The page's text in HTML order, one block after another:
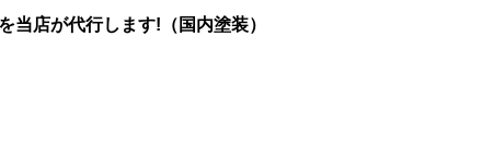
当店が代行します!（国内塗装）